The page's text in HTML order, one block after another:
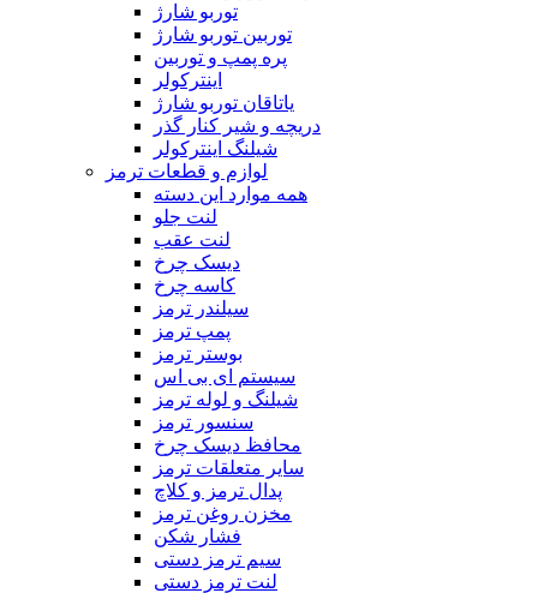
توربو شارژ
توربین توربو شارژ
پره پمپ و توربین
اینترکولر
یاتاقان توربو شارژ
دریچه و شیر کنار گذر
شیلنگ اینترکولر
لوازم و قطعات ترمز
همه موارد این دسته
لنت جلو
لنت عقب
دیسک چرخ
کاسه چرخ
سیلندر ترمز
پمپ ترمز
بوستر ترمز
سیستم ای بی اس
شیلنگ و لوله ترمز
سنسور ترمز
محافظ دیسک چرخ
سایر متعلقات ترمز
پدال ترمز و کلاچ
مخزن روغن ترمز
فشار شکن
سیم ترمز دستی
لنت ترمز دستی